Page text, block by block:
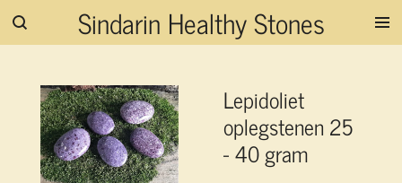
Ga
hoofdinhoud
Sindarin Healthy Stones
Lepidoliet
oplegstenen 25
- 40 gram